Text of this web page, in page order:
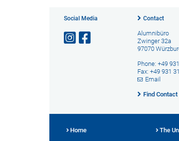
Social Media Contact
Alumnibüro
Zwinger 32a
97070
Phone: +49
Fax: +49 931
Email
Find Contact
Home The